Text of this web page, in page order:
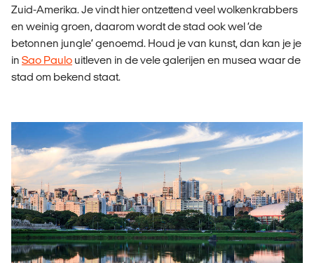
Zuid-Amerika. Je vindt hier ontzettend veel wolkenkrabbers
en weinig groen, daarom wordt de stad ook wel ‘de
betonnen jungle’ genoemd. Houd je van kunst, dan kan je je
in Sao Paulo uitleven in de vele galerijen en musea waar de
stad om bekend staat.